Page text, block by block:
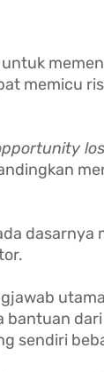
memicu
bantuan
sendiri